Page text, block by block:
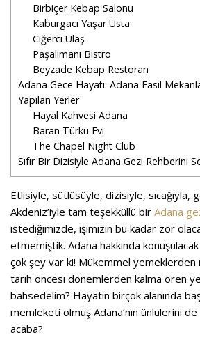
Birbiçer Kebap Salonu
Kaburgacı Yaşar Usta
Ciğerci Ulaş
Paşalimanı Bistro
Beyzade Kebap Restoran
Adana Gece Hayatı: Adana Fasıl
Yapılan Yerler
Hayal Kahvesi Adana
Baran Türkü Evi
The Chapel Night Club
Sıfır Bir Dizisiyle Adana Gezi Rehberini
Etlisiyle, sütlüsüyle, dizisiyle, sıcağıyla,
Akdeniz’iyle tam teşekküllü bir Adana
istediğimizde, işimizin bu kadar zor
etmemiştik. Adana hakkında
çok şey var ki! Mükemmel yemeklerden
tarih öncesi dönemlerden kalma ören
bahsedelim? Hayatın birçok alanında
memleketi olmuş Adana’nın ünlülerini de
acaba?